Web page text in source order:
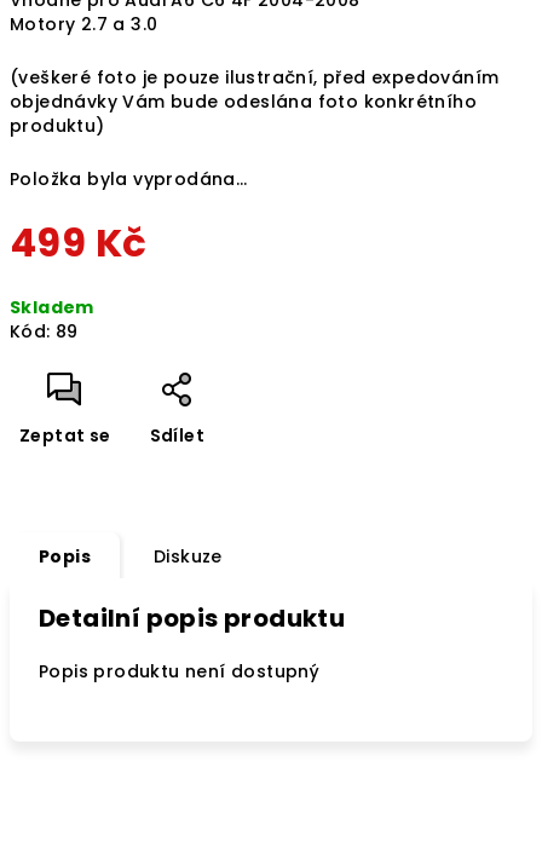
Motory 2.7 a 3.0
(veškeré foto je pouze ilustrační, před expedováním
objednávky Vám bude odeslána foto konkrétního
produktu)
Položka byla vyprodána…
499 Kč
cena:
Skladem
Kód: 89
Zeptat se Sdílet
Popis Diskuze
Detailní popis produktu
Popis produktu není dostupný